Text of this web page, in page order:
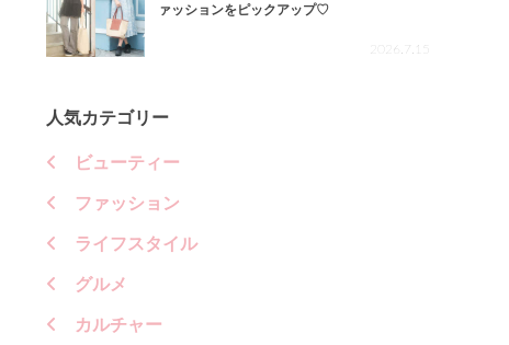
ァッションをピックアップ♡
2026.7.15
人気カテゴリー
ビューティー
ファッション
ライフスタイル
グルメ
カルチャー